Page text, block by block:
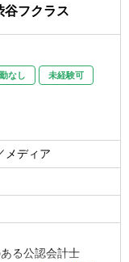
フクラス
なし 未経験可
メディア
る公認会計士